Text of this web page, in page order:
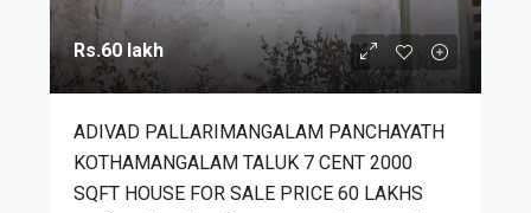
Rs.60 lakh
ADIVAD PALLARIMANGALAM PANCHAYATH
KOTHAMANGALAM TALUK 7 CENT 2000
SQFT HOUSE FOR SALE PRICE 60 LAKHS